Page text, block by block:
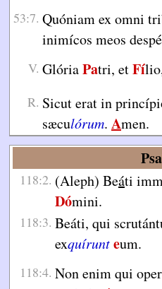
53:7. Quóniam ex omni
inimícos meos
V. GlóriaPatri, etFí
R. Sicut erat in
sæculórum. Amen.
118:2. (Aleph) Beáti
Dómini.
118:3. Beáti, qui
exquírunteum.
118:4. Non enim qui